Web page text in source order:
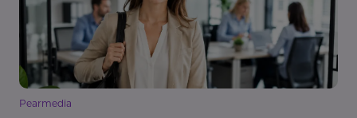
Pearmedia